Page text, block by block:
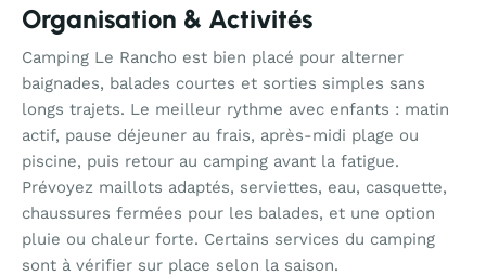
Organisation & Activités
Camping Le Rancho est bien placé pour alterner
baignades, balades courtes et sorties simples sans
longs trajets. Le meilleur rythme avec enfants : matin
actif, pause déjeuner au frais, après-midi plage ou
piscine, puis retour au camping avant la fatigue.
Prévoyez maillots adaptés, serviettes, eau, casquette,
chaussures fermées pour les balades, et une option
pluie ou chaleur forte. Certains services du camping
sont à vérifier sur place selon la saison.